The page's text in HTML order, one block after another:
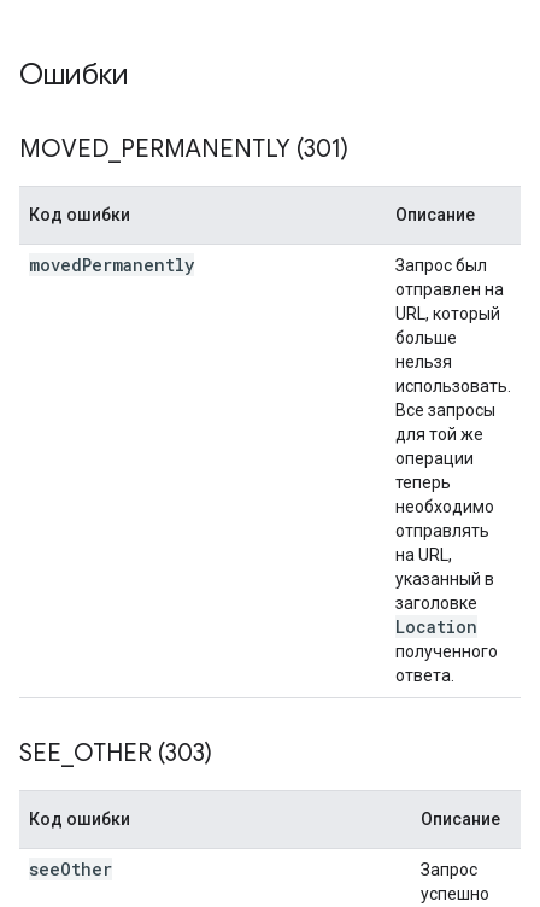
Ошибки
MOVED PERMANENTLY (301)
Код ошибки Описание
movedPermanently
Запрос был
отправлен на
URL, который
больше
нельзя
использовать.
Все запросы
для той же
операции
теперь
необходимо
отправлять
на URL,
указанный в
заголовке
Location
полученного
ответа.
SEE OTHER (303)
Код ошибки Описание
seeOther
Запрос
успешно